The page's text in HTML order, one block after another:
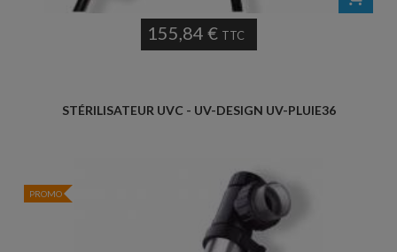
155,84 € TTC
STÉRILISATEUR UVC - UV-DESIGN UV-PLUIE36
PROMO